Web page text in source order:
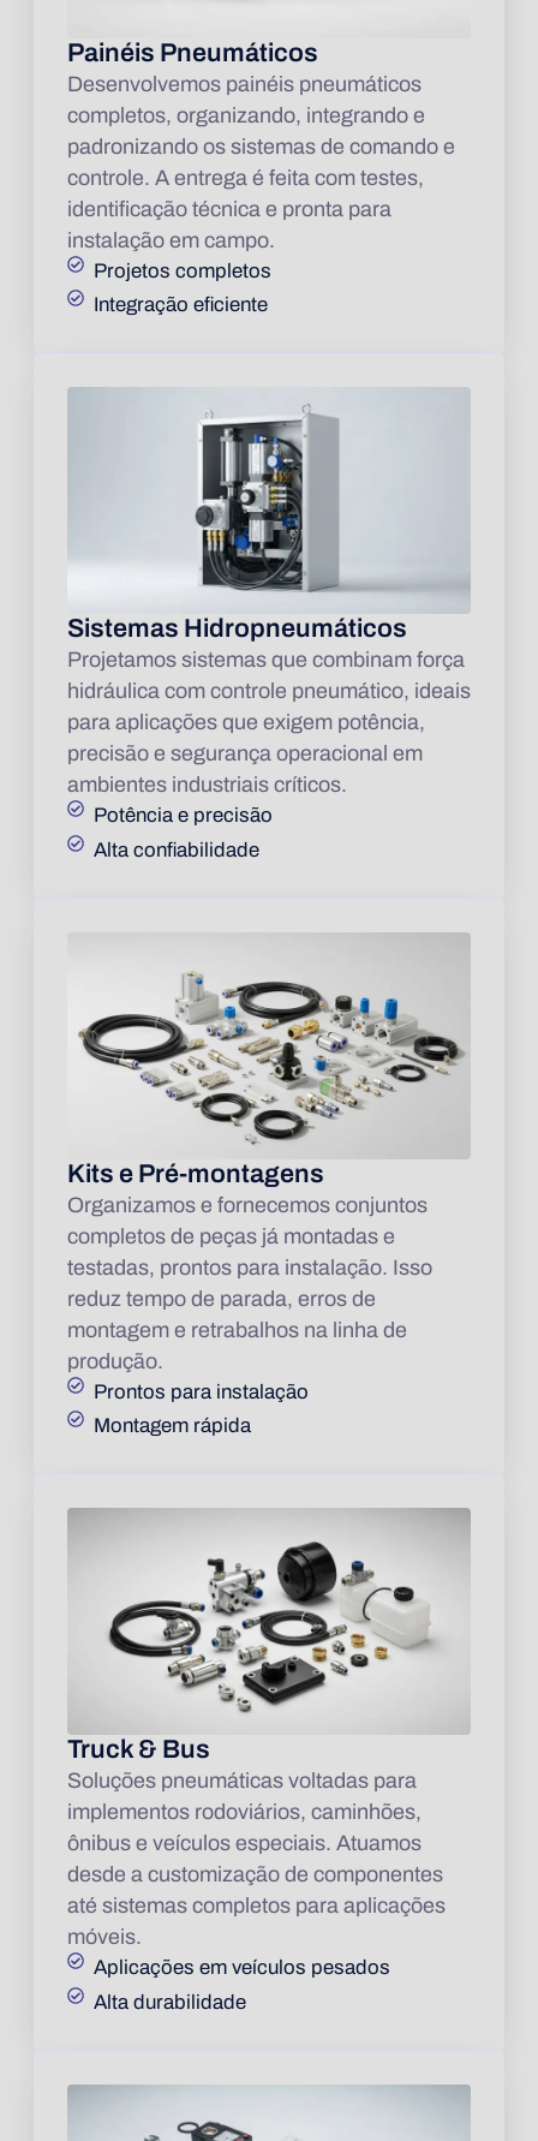
Painéis Pneumáticos
Desenvolvemos painéis pneumáticos
completos, organizando, integrando e
padronizando os sistemas de comando e
controle. A entrega é feita com testes,
identificação técnica e pronta para
instalação em campo.
Projetos completos
Integração eficiente
Sistemas Hidropneumáticos
Projetamos sistemas que combinam força
hidráulica com controle pneumático, ideais
para aplicações que exigem potência,
precisão e segurança operacional em
ambientes industriais críticos.
Potência e precisão
Alta confiabilidade
Kits e Pré-montagens
Organizamos e fornecemos conjuntos
completos de peças já montadas e
testadas, prontos para instalação. Isso
reduz tempo de parada, erros de
montagem e retrabalhos na linha de
produção.
Prontos para instalação
Montagem rápida
Truck & Bus
Soluções pneumáticas voltadas para
implementos rodoviários, caminhões,
ônibus e veículos especiais. Atuamos
desde a customização de componentes
até sistemas completos para aplicações
móveis.
Aplicações em veículos pesados
Alta durabilidade